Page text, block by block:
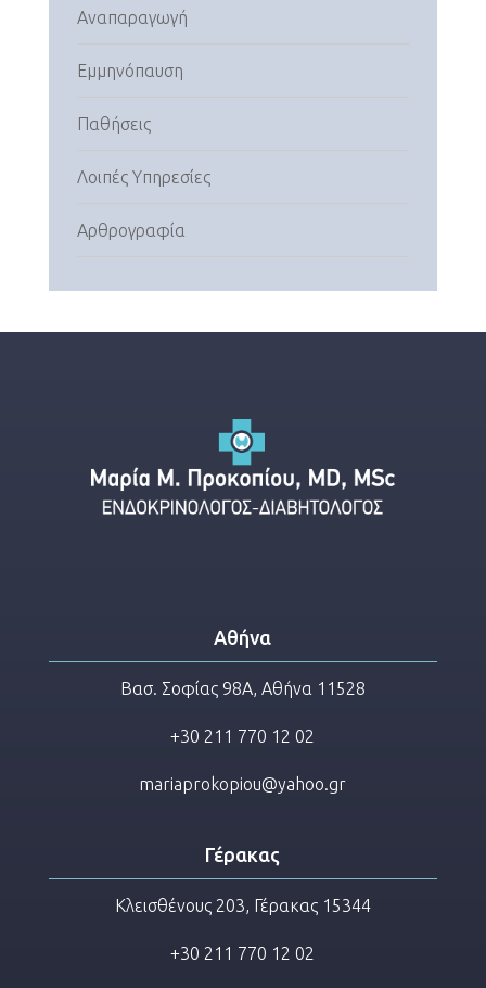
Αναπαραγωγή
Εμμηνόπαυση
Παθήσεις
Λοιπές Υπηρεσίες
Αρθρογραφία
Αθήνα
Βασ. Σοφίας 98Α, Αθήνα 11528
+30 211 770 12 02
mariaprokopiou@yahoo.gr
Γέρακας
Κλεισθένους 203, Γέρακας 15344
+30 211 770 12 02